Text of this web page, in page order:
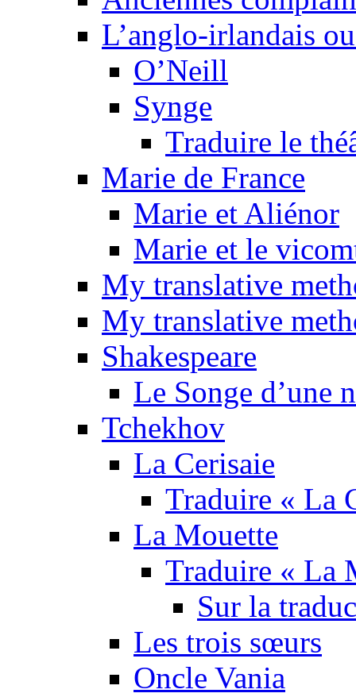
L’anglo-irlandais
O’Neill
Synge
Traduire le
Marie de France
Marie et Aliénor
Marie et le
My translative
My translative
Shakespeare
Le Songe d’une
Tchekhov
La Cerisaie
Traduire « La
La Mouette
Traduire « La
Sur la
Les trois sœurs
Oncle Vania